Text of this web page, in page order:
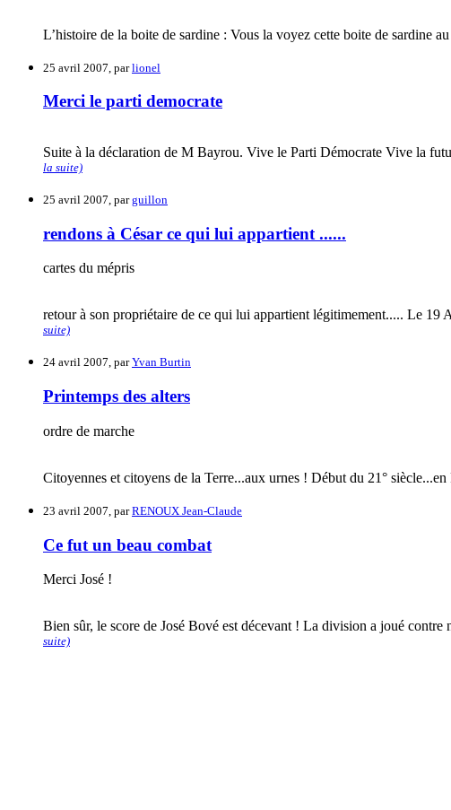
L’histoire de la boite de sardine : Vous la voyez cette boite de sardine
25 avril 2007, parlionel
Merci le parti democrate
Suite à la déclaration de M Bayrou. Vive le Parti Démocrate Vive la
la suite)
25 avril 2007, parguillon
rendons à César ce qui lui appartient ......
cartes du mépris
retour à son propriétaire de ce qui lui appartient légitimement..... Le
suite)
24 avril 2007, parYvan Burtin
Printemps des alters
ordre de marche
Citoyennes et citoyens de la Terre...aux urnes ! Début du 21°
23 avril 2007, parRENOUX Jean-Claude
Ce fut un beau combat
Merci José !
Bien sûr, le score de José Bové est décevant ! La division a joué
suite)